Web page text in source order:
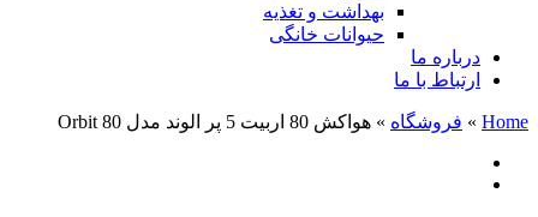
بهداشت و تغذیه
حیوانات خانگی
درباره ما
ارتباط با ما
Home
» فروشگاه » هواکش 80 اربیت 5 پر الوند مدل Orbit 80